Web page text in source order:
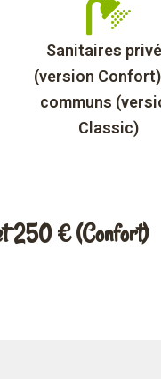
Sanitaires
(version
communs
Classic)
250 € (Confort)